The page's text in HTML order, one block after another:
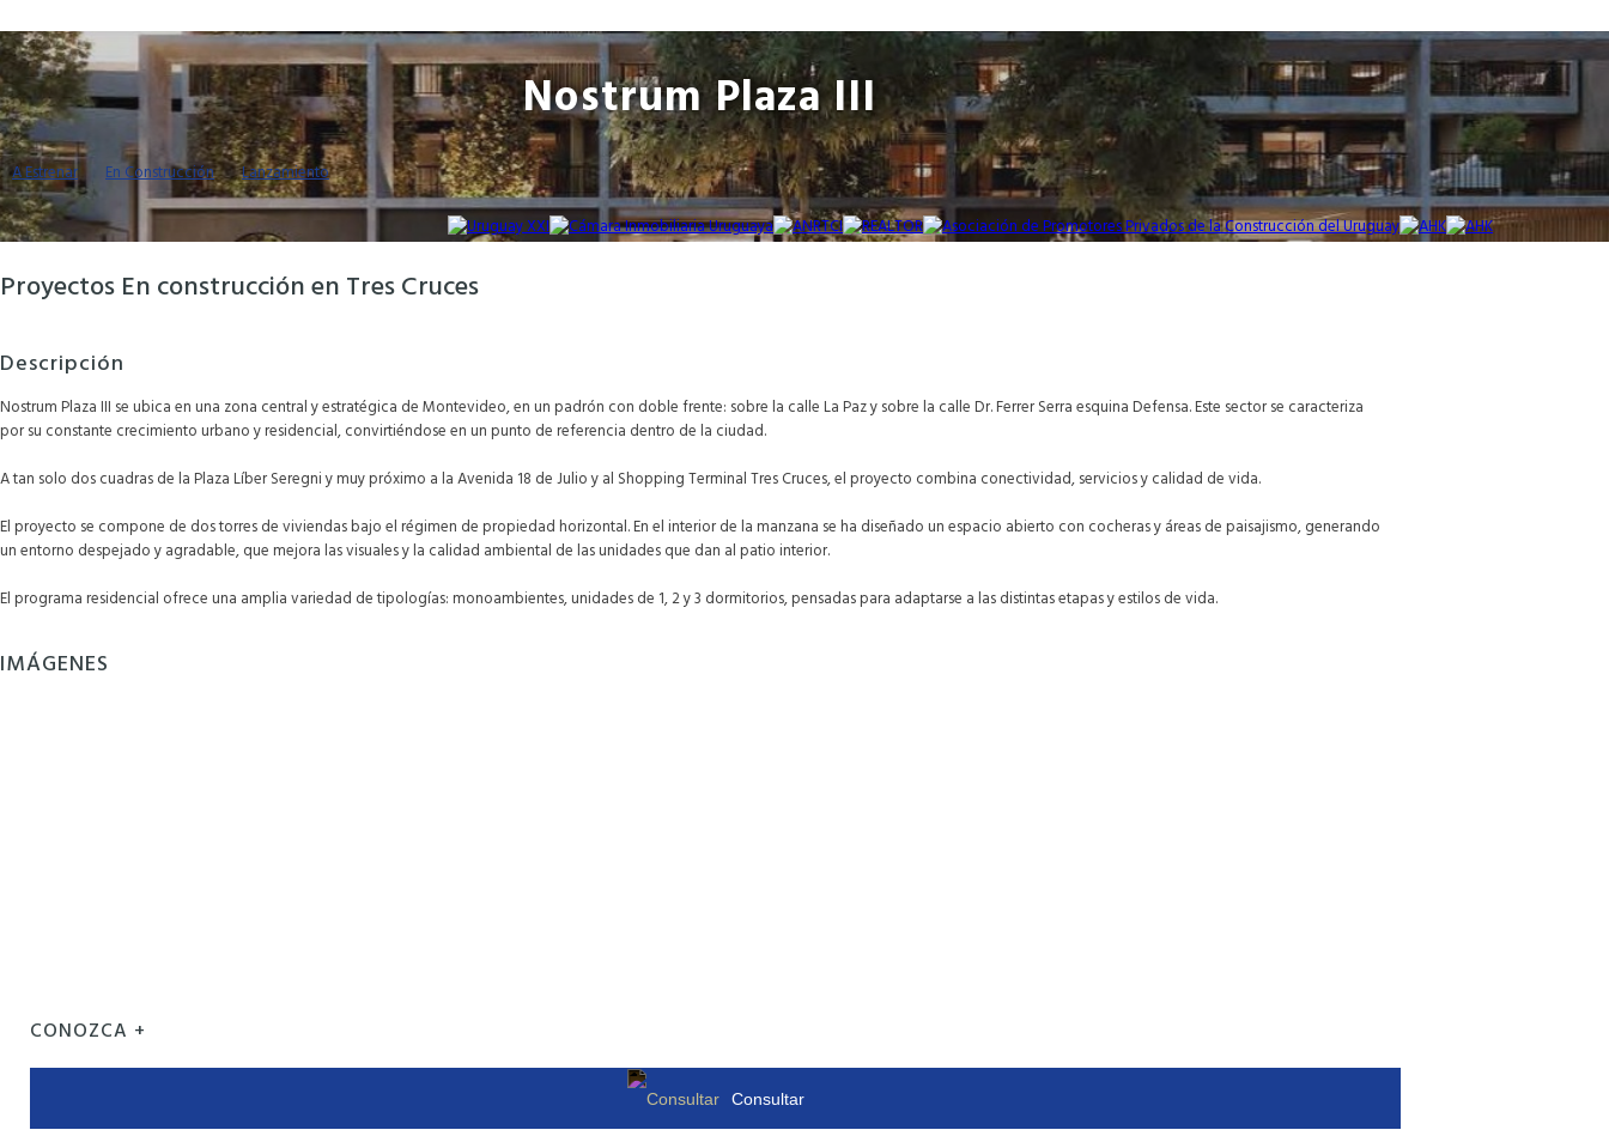
A Estrenar En Construcción Lanzamiento
Nostrum Plaza III
Proyectos En construcción en Tres Cruces
Descripción
Nostrum Plaza III se ubica en una zona central y estratégica de Montevideo, en un padrón con doble frente: sobre la calle La Paz y sobre la calle Dr. Ferrer Serra esquina Defensa. Este sector se caracteriza
por su constante crecimiento urbano y residencial, convirtiéndose en un punto de referencia dentro de la ciudad.
A tan solo dos cuadras de la Plaza Líber Seregni y muy próximo a la Avenida 18 de Julio y al Shopping Terminal Tres Cruces, el proyecto combina conectividad, servicios y calidad de vida.
El proyecto se compone de dos torres de viviendas bajo el régimen de propiedad horizontal. En el interior de la manzana se ha diseñado un espacio abierto con cocheras y áreas de paisajismo, generando
un entorno despejado y agradable, que mejora las visuales y la calidad ambiental de las unidades que dan al patio interior.
El programa residencial ofrece una amplia variedad de tipologías: monoambientes, unidades de 1, 2 y 3 dormitorios, pensadas para adaptarse a las distintas etapas y estilos de vida.
IMÁGENES
CONOZCA +
Consultar